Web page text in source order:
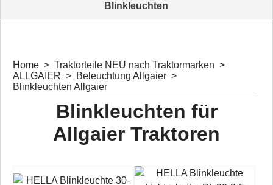
Blinkleuchten
Home > Traktorteile NEU nach Traktormarken >
ALLGAIER > Beleuchtung Allgaier >
Blinkleuchten Allgaier
Blinkleuchten für
Allgaier Traktoren